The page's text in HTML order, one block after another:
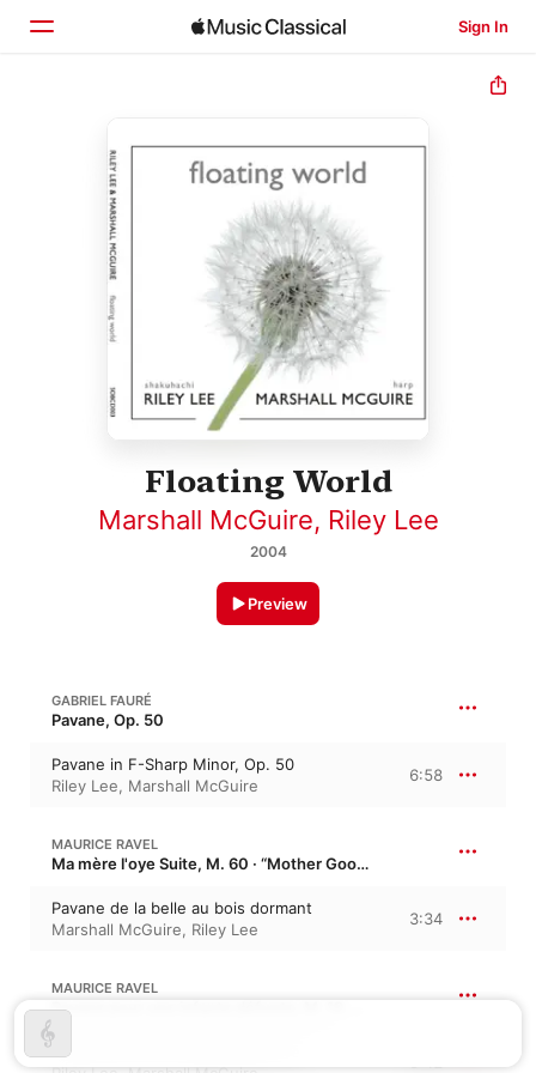
Sign In
Browse
Search
Floating World
Marshall McGuire, Riley Lee
2004
Preview
GABRIEL FAURÉ
Pavane, Op. 50
Pavane in F-Sharp Minor, Op. 50
Riley Lee, Marshall McGuire
6:58
MAURICE RAVEL
Ma mère l'oye Suite, M. 60 · “Mother Goose”
Pavane de la belle au bois dormant
Marshall McGuire, Riley Lee
3:34
MAURICE RAVEL
Pavane pour une infante défunte
5:42